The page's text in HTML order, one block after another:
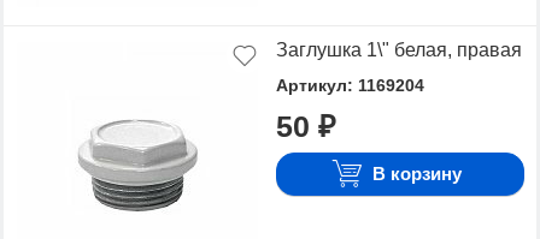
Заглушка 1\" белая, правая
Артикул: 1169204
50 ₽
В корзину